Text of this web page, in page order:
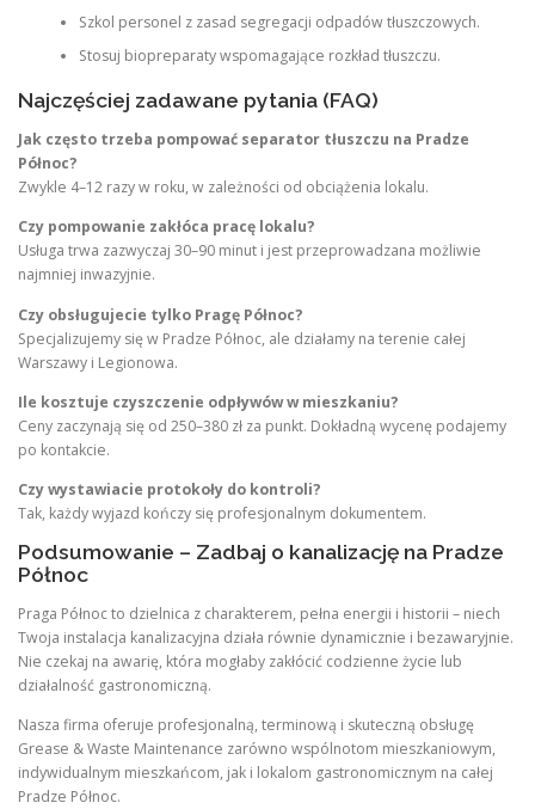
Szkol personel z zasad segregacji odpadów tłuszczowych.
Stosuj biopreparaty wspomagające rozkład tłuszczu.
Najczęściej zadawane pytania (FAQ)
Jak często trzeba pompować separator tłuszczu na Pradze
Północ?
Zwykle 4–12 razy w roku, w zależności od obciążenia lokalu.
Czy pompowanie zakłóca pracę lokalu?
Usługa trwa zazwyczaj 30–90 minut i jest przeprowadzana możliwie
najmniej inwazyjnie.
Czy obsługujecie tylko Pragę Północ?
Specjalizujemy się w Pradze Północ, ale działamy na terenie całej
Warszawy i Legionowa.
Ile kosztuje czyszczenie odpływów w mieszkaniu?
Ceny zaczynają się od 250–380 zł za punkt. Dokładną wycenę podajemy
po kontakcie.
Czy wystawiacie protokoły do kontroli?
Tak, każdy wyjazd kończy się profesjonalnym dokumentem.
Podsumowanie – Zadbaj o kanalizację na Pradze
Północ
Praga Północ to dzielnica z charakterem, pełna energii i historii – niech
Twoja instalacja kanalizacyjna działa równie dynamicznie i bezawaryjnie.
Nie czekaj na awarię, która mogłaby zakłócić codzienne życie lub
działalność gastronomiczną.
Nasza firma oferuje profesjonalną, terminową i skuteczną obsługę
Grease & Waste Maintenance zarówno wspólnotom mieszkaniowym,
indywidualnym mieszkańcom, jak i lokalom gastronomicznym na całej
Pradze Północ.